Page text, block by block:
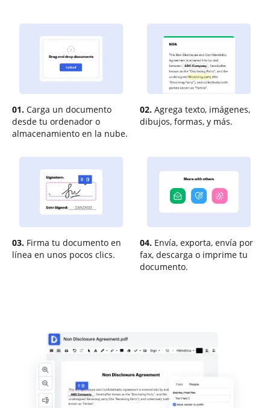
01. Carga un documento
desde tu ordenador o
almacenamiento en la nube.
02. Agrega texto, imágenes,
dibujos, formas, y más.
03. Firma tu documento en
línea en unos pocos clics.
04. Envía, exporta, envía por
fax, descarga o imprime tu
documento.